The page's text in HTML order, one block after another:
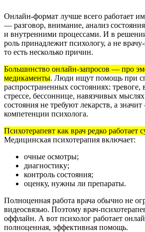
Онлайн-формат лучше всего работает
— разговор, внимание, анализ
и внутренними процессами. И в
роль принадлежит психологу, а не
то есть несколько причин.
Большинство онлайн-запросов — про
медикаменты. Люди ищут помощь при
распространенных состояниях: тревоге,
стрессе, бессоннице, навязчивых
состояния не требуют лекарств, а
компетенции психолога.
Психотерапевт как врач редко работает
Медицинская психотерапия включает:
очные осмотры;
диагностику;
контроль состояния;
оценку, нужны ли препараты.
Полноценная работа врача обычно не
видеосвязью. Поэтому врач-
оффлайн. А вот психолог работает
полноценная, эффективная помощь.